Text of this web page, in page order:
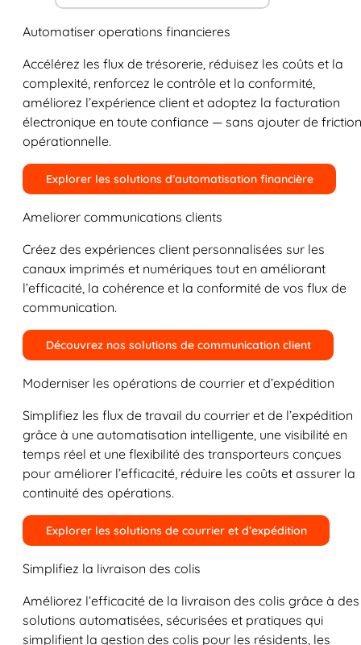
Automatiser operations financieres
Accélérez les flux de trésorerie, réduisez les coûts et la
complexité, renforcez le contrôle et la conformité,
améliorez l’expérience client et adoptez la facturation
électronique en toute confiance — sans ajouter de friction
opérationnelle.
Explorer les solutions d’automatisation financière
Ameliorer communications clients
Créez des expériences client personnalisées sur les
canaux imprimés et numériques tout en améliorant
l’efficacité, la cohérence et la conformité de vos flux de
communication.
Découvrez nos solutions de communication client
Moderniser les opérations de courrier et d’expédition
Simplifiez les flux de travail du courrier et de l’expédition
grâce à une automatisation intelligente, une visibilité en
temps réel et une flexibilité des transporteurs conçues
pour améliorer l’efficacité, réduire les coûts et assurer la
continuité des opérations.
Explorer les solutions de courrier et d’expédition
Simplifiez la livraison des colis
Améliorez l’efficacité de la livraison des colis grâce à des
solutions automatisées, sécurisées et pratiques qui
simplifient la gestion des colis pour les résidents, les